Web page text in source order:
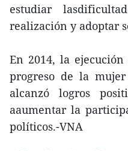
estudiar
realización y adoptar
En 2014, la
progreso de la
alcanzó logros
aaumentar la
políticos.-VNA